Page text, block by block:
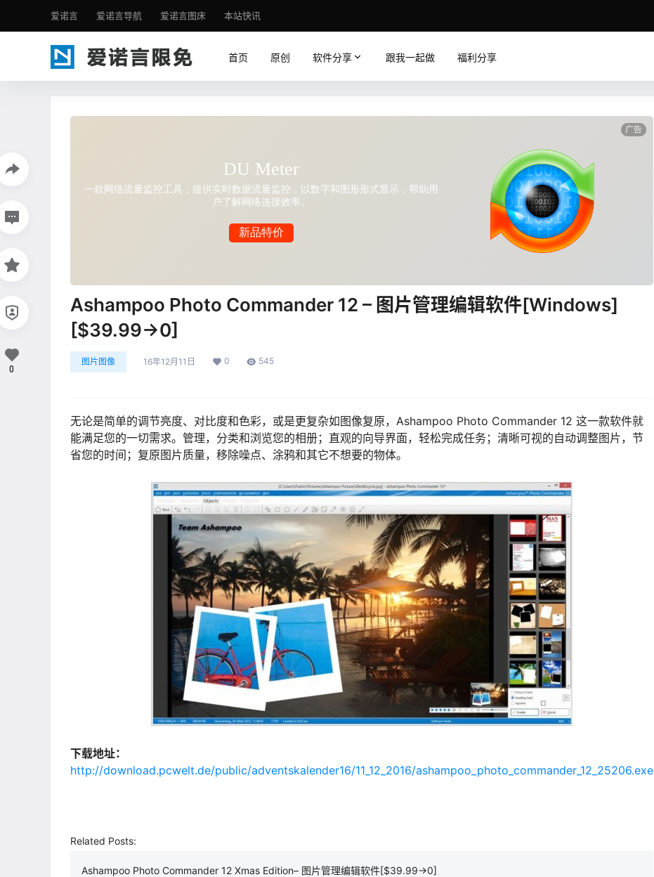
爱诺言 爱诺言导航 爱诺言图床 本站快讯
首页 原创 软件分享 跟我一起做 福利分享
Ashampoo Photo Commander 12 – 图片管理编辑软件[Windows]
[$39.99→0]
图片图像 16年12月11日 0 545
无论是简单的调节亮度、对比度和色彩，或是更复杂如图像复原，Ashampoo Photo Commander 12 这一款软件就
能满足您的一切需求。管理，分类和浏览您的相册；直观的向导界面，轻松完成任务；清晰可视的自动调整图片，节
省您的时间；复原图片质量，移除噪点、涂鸦和其它不想要的物体。
下载地址：
http://download.pcwelt.de/public/adventskalender16/11_12_2016/ashampoo_photo_commander_12_25206.exe
Related Posts:
Ashampoo Photo Commander 12 Xmas Edition– 图片管理编辑软件[$39.99→0]
0